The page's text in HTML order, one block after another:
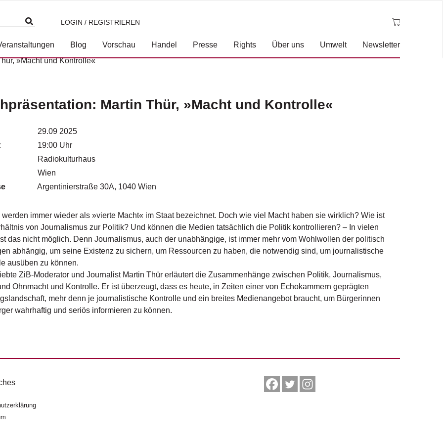
LOGIN / REGISTRIEREN
Blog Vorschau Handel Presse Rights Über uns Umwelt
Newsletter
»Macht und Kontrolle«
Martin Thür, »Macht und Kontrolle«
29.09 2025
19:00 Uhr
Radiokulturhaus
Wien
Argentinierstraße 30A, 1040 Wien
werden immer wieder als »vierte Macht« im Staat bezeichnet. Doch wie viel Macht haben sie wirklich? Wie ist
von Journalismus zur Politik? Und können die Medien tatsächlich die Politik kontrollieren? – In vielen
das nicht möglich. Denn Journalismus, auch der unabhängige, ist immer mehr vom Wohlwollen der politisch
abhängig, um seine Existenz zu sichern, um Ressourcen zu haben, die notwendig sind, um journalistische
ausüben zu können.
ZiB-Moderator und Journalist Martin Thür erläutert die Zusammenhänge zwischen Politik, Journalismus,
Ohnmacht und Kontrolle. Er ist überzeugt, dass es heute, in Zeiten einer von Echokammern geprägten
mehr denn je journalistische Kontrolle und ein breites Medienangebot braucht, um Bürgerinnen
wahrhaftig und seriös informieren zu können.